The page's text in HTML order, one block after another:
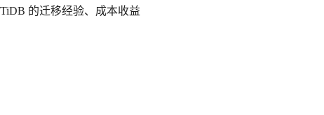
的迁移经验、成本收益